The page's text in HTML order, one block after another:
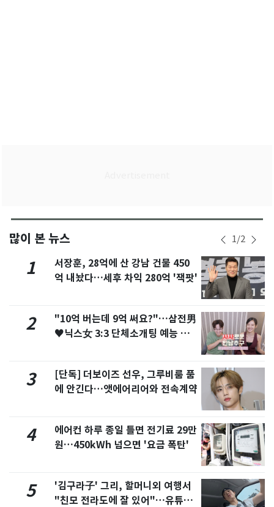
많이 본 뉴스 1/2
1
서장훈, 28억에 산 강남 건물 450
억 내놨다…세후 차익 280억 '잭팟'
2
"10억 버는데 9억 써요?"…삼전男
♥닉스女 3:3 단체소개팅 예능 화
3
[단독] 더보이즈 선우, 그루비룸 품
에 안긴다…앳에어리어와 전속계약
4
에어컨 하루 종일 틀면 전기료 29만
원…450kWh 넘으면 '요금 폭탄'
5
'김구라子' 그리, 할머니외 여행서
"친모 전라도에 잘 있어"…유튜브